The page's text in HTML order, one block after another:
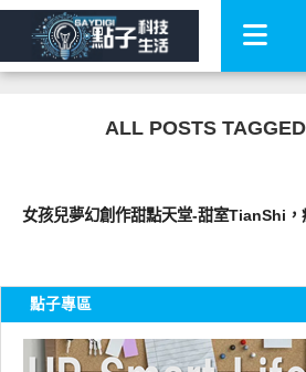
ALL POSTS
女孩兒夢幻創作甜點天堂-甜室TianShi，
點子專區